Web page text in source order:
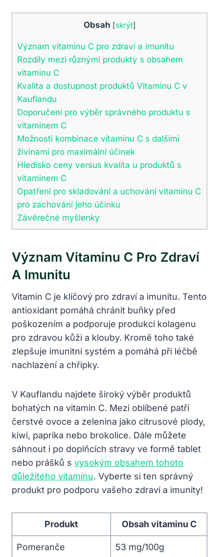
Obsah [skrýt]
Význam vitaminu C pro zdraví a imunitu
Rozdíly mezi různými produkty s obsahem
vitaminu C
Kvalita a dostupnost produktů Vitaminu C v
Kauflandu
Doporučení pro výběr správného produktu s
vitaminem C
Možnosti kombinace vitaminu C s dalšími
živinami pro maximální účinek
Hledisko ceny versus kvalita u produktů s
vitaminem C
Opatření pro skladování a uchování vitaminu C
pro zachování jeho účinku
Závěrečné myšlenky
Význam Vitaminu C Pro Zdraví
A Imunitu
Vitamin C je klíčový pro zdraví a imunitu. Tento
antioxidant pomáhá chránit buňky před
poškozením a podporuje produkci kolagenu
pro zdravou kůži a klouby. Kromě toho také
zlepšuje imunitní systém a pomáhá při léčbě
nachlazení a chřipky.
V Kauflandu najdete široký výběr produktů
bohatých na vitamin C. Mezi oblíbené patří
čerstvé ovoce a zelenina jako citrusové plody,
kiwi, paprika nebo brokolice. Dále můžete
sáhnout i po doplňcích stravy ve formě tablet
nebo prášků s vysokým obsahem tohoto
důležitého vitamínu. Vyberte si ten správný
produkt pro podporu vašeho zdraví a imunity!
Produkt Obsah vitaminu C
Pomeranče 53 mg/100g